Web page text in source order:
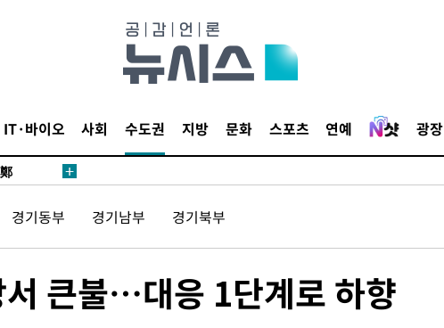
IT·바이오 사회 수도권 지방 문화 스포츠 연예 광장
서미화·
리
일날씨]
경기동부 경기남부 경기북부
큰불…대응 1단계로 하향